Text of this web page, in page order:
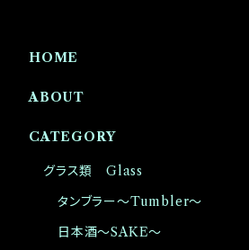
HOME
ABOUT
CATEGORY
グラス類 Glass
タンブラー〜Tumbler〜
日本酒〜SAKE〜